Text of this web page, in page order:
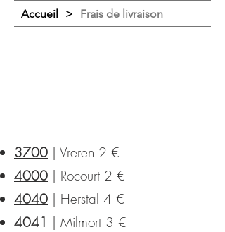
Accueil > Frais de livraison
3700 | Vreren 2 €
4000 | Rocourt 2 €
4040 | Herstal 4 €
4041 | Milmort 3 €